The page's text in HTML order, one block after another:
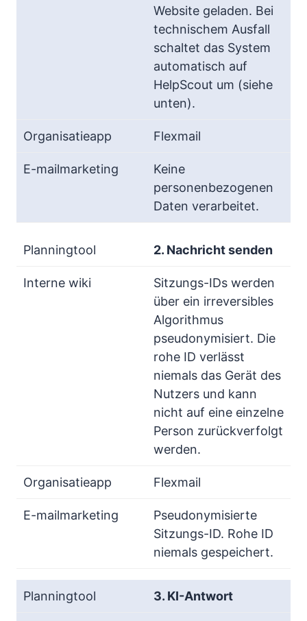
Website geladen. Bei
technischem Ausfall
schaltet das System
automatisch auf
HelpScout um (siehe
unten).
Flexmail
Keine
personenbezogenen
Daten verarbeitet.
2. Nachricht senden
Sitzungs-IDs werden
über ein irreversibles
Algorithmus
pseudonymisiert. Die
rohe ID verlässt
niemals das Gerät des
Nutzers und kann
nicht auf eine einzelne
Person zurückverfolgt
werden.
Flexmail
Pseudonymisierte
Sitzungs-ID. Rohe ID
niemals gespeichert.
3. KI-Antwort